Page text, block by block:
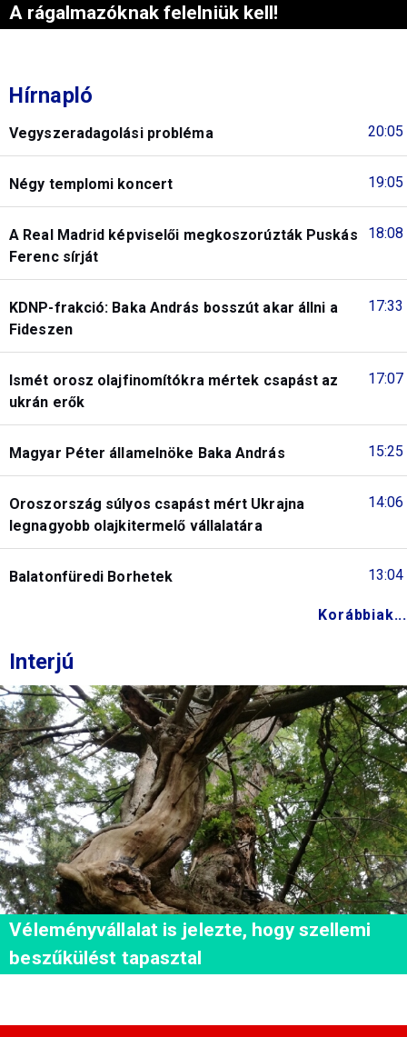
A rágalmazóknak felelniük kell!
Hírnapló
20:05
Vegyszeradagolási probléma
19:05
Négy templomi koncert
18:08
A Real Madrid képviselői megkoszorúzták Puskás
Ferenc sírját
17:33
KDNP-frakció: Baka András bosszút akar állni a
Fideszen
17:07
Ismét orosz olajfinomítókra mértek csapást az
ukrán erők
15:25
Magyar Péter államelnöke Baka András
14:06
Oroszország súlyos csapást mért Ukrajna
legnagyobb olajkitermelő vállalatára
13:04
Balatonfüredi Borhetek
Korábbiak...
Interjú
Véleményvállalat is jelezte, hogy szellemi
beszűkülést tapasztal